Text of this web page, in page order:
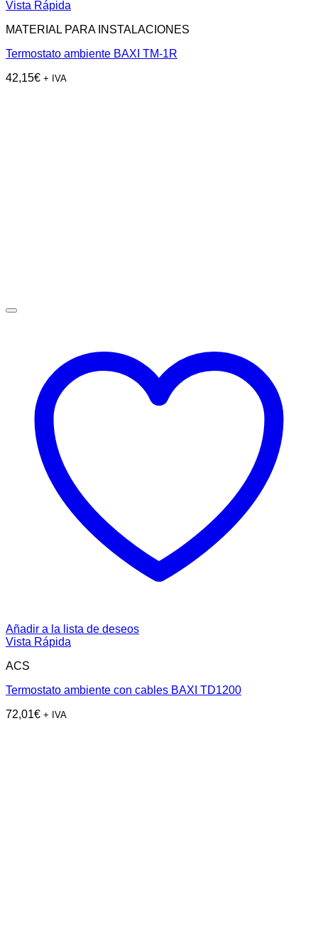
Vista Rápida
MATERIAL PARA INSTALACIONES
Termostato ambiente BAXI TM-1R
42,15€ + IVA
Añadir a la lista de deseos
Vista Rápida
ACS
Termostato ambiente con cables BAXI TD1200
72,01€ + IVA